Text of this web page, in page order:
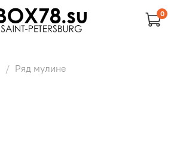
0
Ряд мулине